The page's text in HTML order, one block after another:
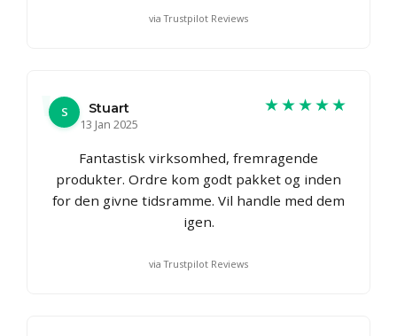
via Trustpilot Reviews
S
Stuart
13 Jan 2025
★★★★★
Fantastisk virksomhed, fremragende
produkter. Ordre kom godt pakket og inden
for den givne tidsramme. Vil handle med dem
igen.
via Trustpilot Reviews